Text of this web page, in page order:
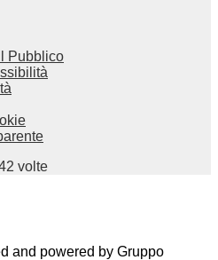
Pubblico
volte
and powered by Gruppo